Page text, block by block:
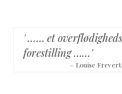
' …… et
forestilling ……'
– Louise